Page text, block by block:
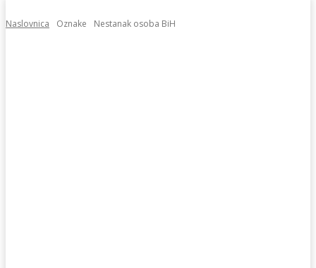
Naslovnica Oznake Nestanak osoba BiH